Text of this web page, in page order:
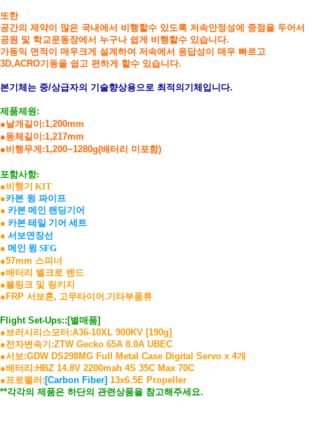
또한
공간의 제약이 많은 국내에서 비행할수 있도록 저속안정성에 중점을 두어서
공원 및 학교운동장에서 누구나 쉽게 비행할수 있습니다.
가동익 면적이 매우크게 설계하여 저속에서 응답성이 매우 빠르고
3D,ACRO기동을 쉽고 편하게 할수 있습니다.
본기체는 중/상급자의 기술향상용으로 최적의기체입니다.
제품제원:
●날개길이:1,200mm
●동체길이:1,217mm
●비행무게:1,200~1280g(배터리 미포함)
포함사항:
●비행기 KIT
●카본 윙 파이프
● 카본 메인 랜딩기어
● 카본 테일 기어 세트
● 서보연장선
● 메인 윙 SFG
●57mm 스피너
●배터리 벨크로 밴드
●볼링크 및 링키지
●FRP 서보혼, 고무타이어.기타부품류
Flight Set-Ups::[별매품]
●브러시리스모터:A36-10XL 900KV [190g]
●전자변속기:ZTW Gecko 65A 8.0A UBEC
●서보:GDW DS298MG Full Metal Case Digital Servo x 4개
●배터리:HBZ 14.8V 2200mah 4S 35C Max 70C
●프로펠러:[Carbon Fiber] 13x6.5E Propeller
**각각의 제품은 하단의 관련상품을 참고해주세요.